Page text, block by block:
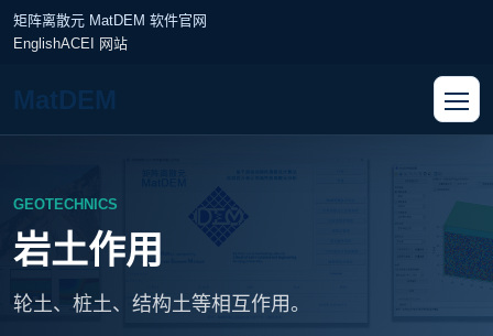
矩阵离散元 MatDEM 软件官网
EnglishACEI 网站
MatDEM
GEOTECHNICS
岩土作用
轮土、桩土、结构土等相互作用。